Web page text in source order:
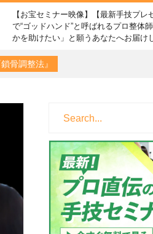
【お宝セミナー映像】【最新手技プレ
で“ゴッドハンド”と呼ばれるプロ整体
かを助けたい」と願うあなたへお届け
骨調整法』